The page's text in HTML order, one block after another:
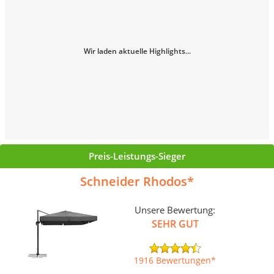
Wir laden aktuelle Highlights...
Preis-Leistungs-Sieger
Schneider Rhodos
Unsere Bewertung:
SEHR GUT
1916 Bewertungen